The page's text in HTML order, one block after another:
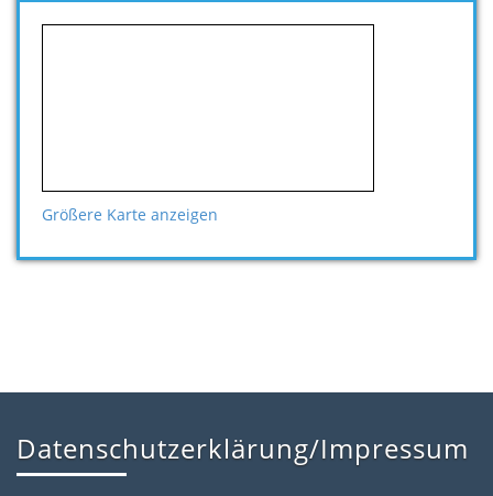
Größere Karte anzeigen
Datenschutzerklärung/Impressum